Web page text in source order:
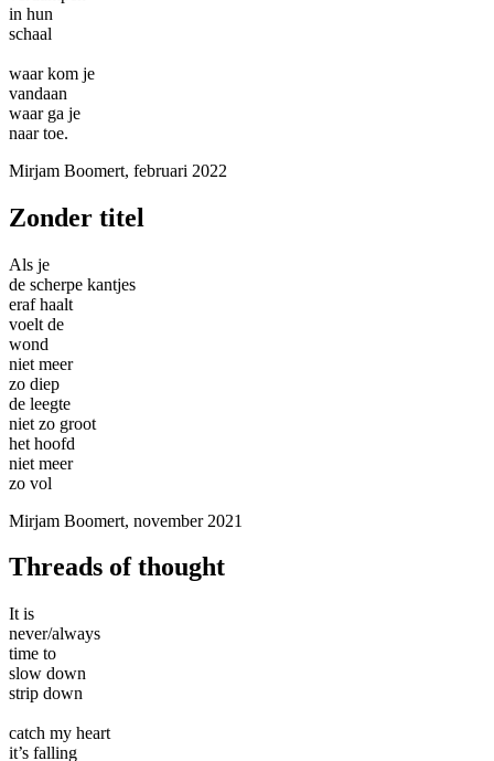
in hun
schaal
waar kom je
vandaan
waar ga je
naar toe.
Mirjam Boomert, februari 2022
Zonder titel
Als je
de scherpe kantjes
eraf haalt
voelt de
wond
niet meer
zo diep
de leegte
niet zo groot
het hoofd
niet meer
zo vol
Mirjam Boomert, november 2021
Threads of thought
It is
never/always
time to
slow down
strip down
catch my heart
it’s falling